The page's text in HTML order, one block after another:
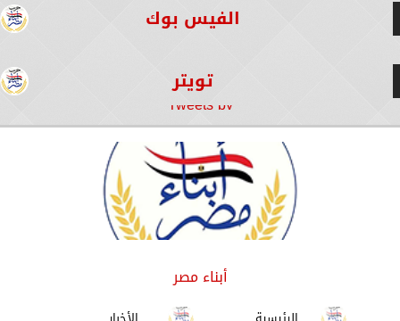
الفيس بوك
تويتر
Tweets by
أبناء مصر